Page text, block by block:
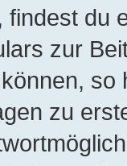
du
zur
zu